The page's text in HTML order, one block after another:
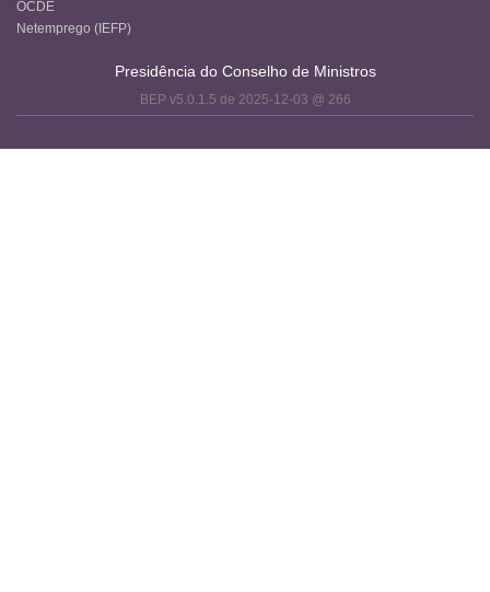
OCDE
Netemprego (IEFP)
Presidência do Conselho de Ministros
BEP v5.0.1.5 de 2025-12-03 @ 266